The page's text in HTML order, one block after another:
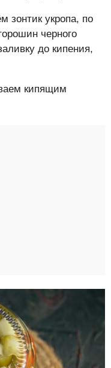
зонтик укропа, по
черного
до кипения,
кипящим